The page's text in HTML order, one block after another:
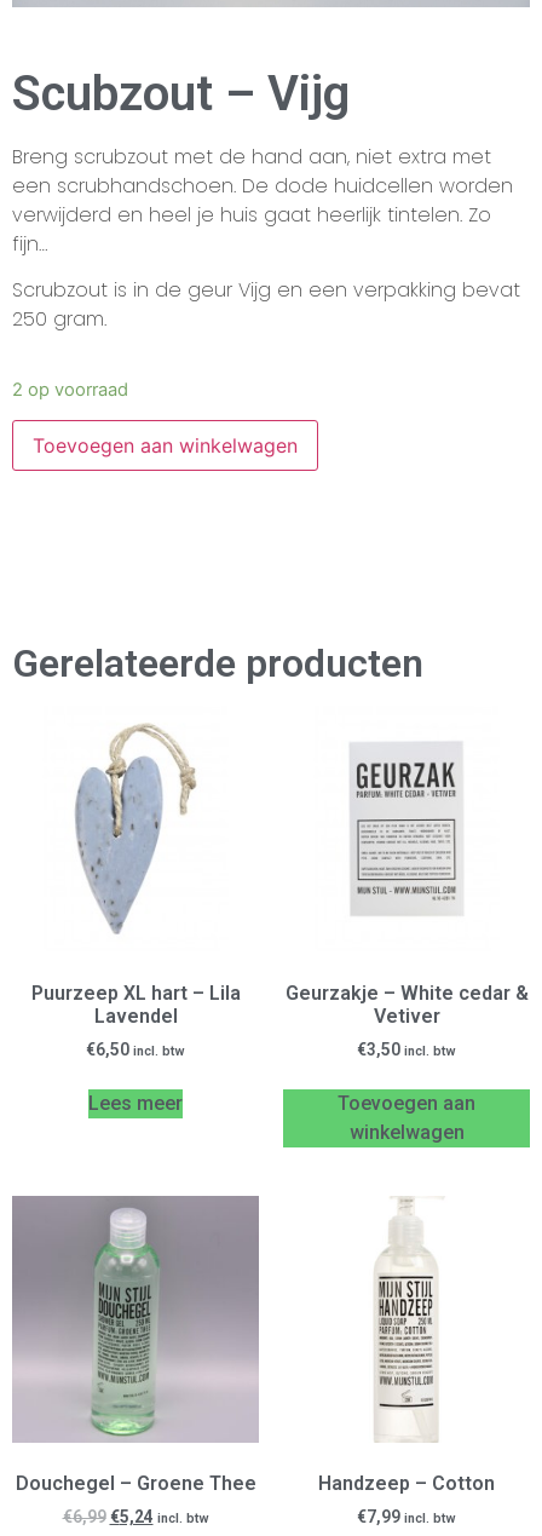
Scubzout – Vijg
Breng scrubzout met de hand aan, niet extra met
een scrubhandschoen. De dode huidcellen worden
verwijderd en heel je huis gaat heerlijk tintelen. Zo
fijn…
Scrubzout is in de geur Vijg en een verpakking bevat
250 gram.
2 op voorraad
Toevoegen aan winkelwagen
Gerelateerde producten
Puurzeep XL hart – Lila
Lavendel
€6,50 incl. btw
Lees meer
Geurzakje – White cedar &
Vetiver
€3,50 incl. btw
Toevoegen aan
winkelwagen
Douchegel – Groene Thee
€6,99 €5,24 incl. btw
Handzeep – Cotton
€7,99 incl. btw